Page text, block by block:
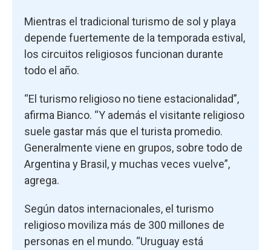
Mientras el tradicional turismo de sol y playa
depende fuertemente de la temporada estival,
los circuitos religiosos funcionan durante
todo el año.
“El turismo religioso no tiene estacionalidad”,
afirma Bianco. “Y además el visitante religioso
suele gastar más que el turista promedio.
Generalmente viene en grupos, sobre todo de
Argentina y Brasil, y muchas veces vuelve”,
agrega.
Según datos internacionales, el turismo
religioso moviliza más de 300 millones de
personas en el mundo. “Uruguay está